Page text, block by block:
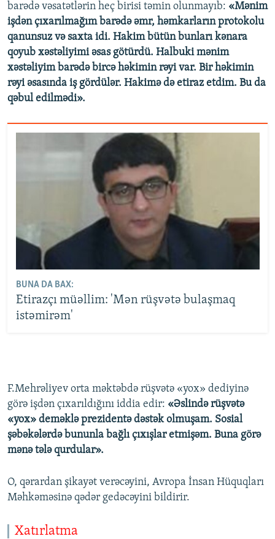
barədə vəsatətlərin heç birisi təmin olunmayıb: «Mənim
işdən çıxarılmağım barədə əmr, həmkarların protokolu
qanunsuz və saxta idi. Hakim bütün bunları kənara
qoyub xəstəliyimi əsas götürdü. Halbuki mənim
xəstəliyim barədə bircə həkimin rəyi var. Bir həkimin
rəyi əsasında iş gördülər. Hakimə də etiraz etdim. Bu da
qəbul edilmədi».
BUNA DA BAX:
Etirazçı müəllim: 'Mən rüşvətə bulaşmaq
istəmirəm'
F.Mehrəliyev orta məktəbdə rüşvətə «yox» dediyinə
görə işdən çıxarıldığını iddia edir: «Əslində rüşvətə
«yox» deməklə prezidentə dəstək olmuşam. Sosial
şəbəkələrdə bununla bağlı çıxışlar etmişəm. Buna görə
mənə tələ qurdular».
O, qərardan şikayət verəcəyini, Avropa İnsan Hüquqları
Məhkəməsinə qədər gedəcəyini bildirir.
Xatırlatma